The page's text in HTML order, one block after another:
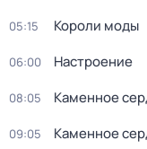
05:15 Короли моды
06:00 Настроение
08:05 Каменное
09:05 Каменное